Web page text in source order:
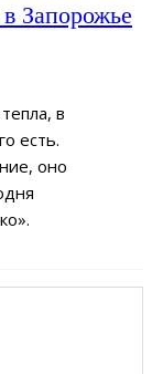
Запорожье
в
есть.
оно